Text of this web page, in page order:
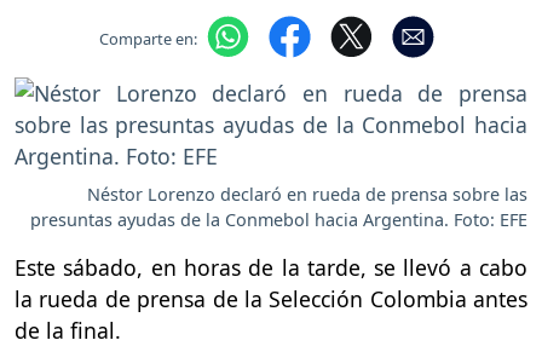
Comparte en:
Néstor Lorenzo declaró en rueda de prensa sobre las
presuntas ayudas de la Conmebol hacia Argentina. Foto: EFE
Este sábado, en horas de la tarde, se llevó a cabo
la rueda de prensa de la Selección Colombia antes
de la final.